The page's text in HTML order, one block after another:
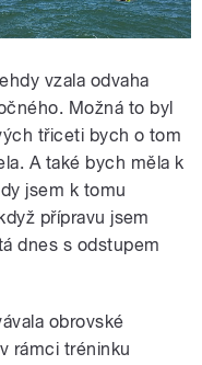
vzala odvaha
Možná to byl
třiceti bych o tom
A také bych měla k
jsem k tomu
přípravu jsem
dnes s odstupem
obrovské
rámci tréninku